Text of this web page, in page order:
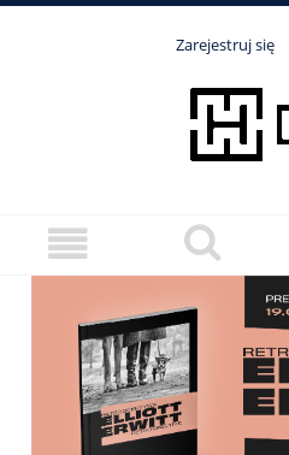
Zarejestruj się